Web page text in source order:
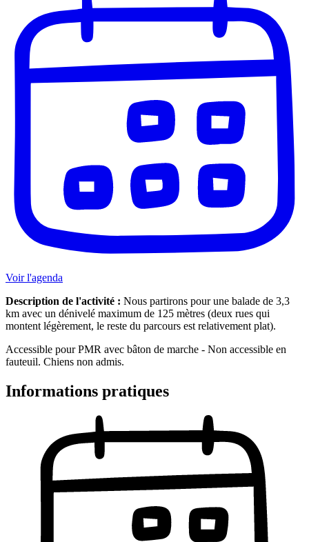
Voir l'agenda
Description de l'activité : Nous partirons pour une balade de 3,3
km avec un dénivelé maximum de 125 mètres (deux rues qui
montent légèrement, le reste du parcours est relativement plat).
Accessible pour PMR avec bâton de marche - Non accessible en
fauteuil. Chiens non admis.
Informations pratiques